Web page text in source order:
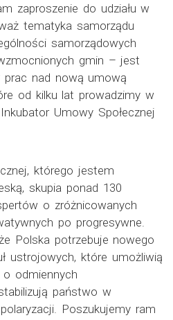
zaproszenie do udziału w
tematyka samorządu
samorządowych
gmin – jest
prac nad nową umową
od kilku lat prowadzimy w
Umowy Społecznej
którego jestem
skupia ponad 130
o zróżnicowanych
po progresywne.
Polska potrzebuje nowego
ustrojowych, które umożliwią
o odmiennych
państwo w
Poszukujemy ram